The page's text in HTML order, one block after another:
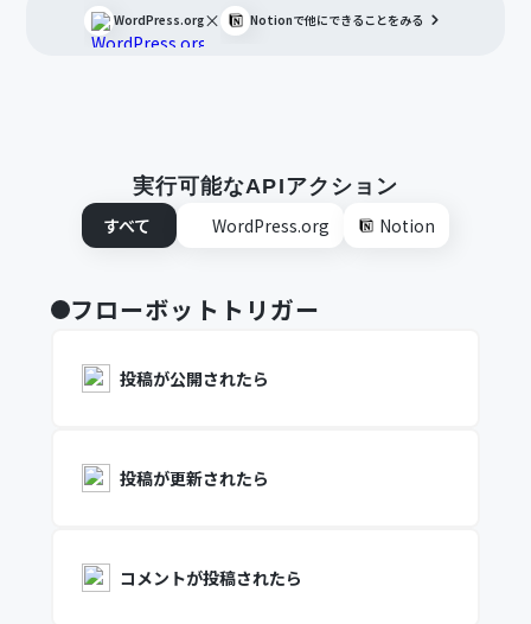
WordPress.org× Notionで他にできることをみる
実行可能なAPIアクション
すべて
WordPress.org Notion
フローボットトリガー
投稿が公開されたら
投稿が更新されたら
コメントが投稿されたら